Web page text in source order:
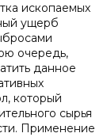
ископаемых
ущерб
очередь,
данное
который
сырья
Применение